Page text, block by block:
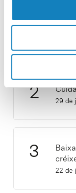
15 de
29 de
22 de